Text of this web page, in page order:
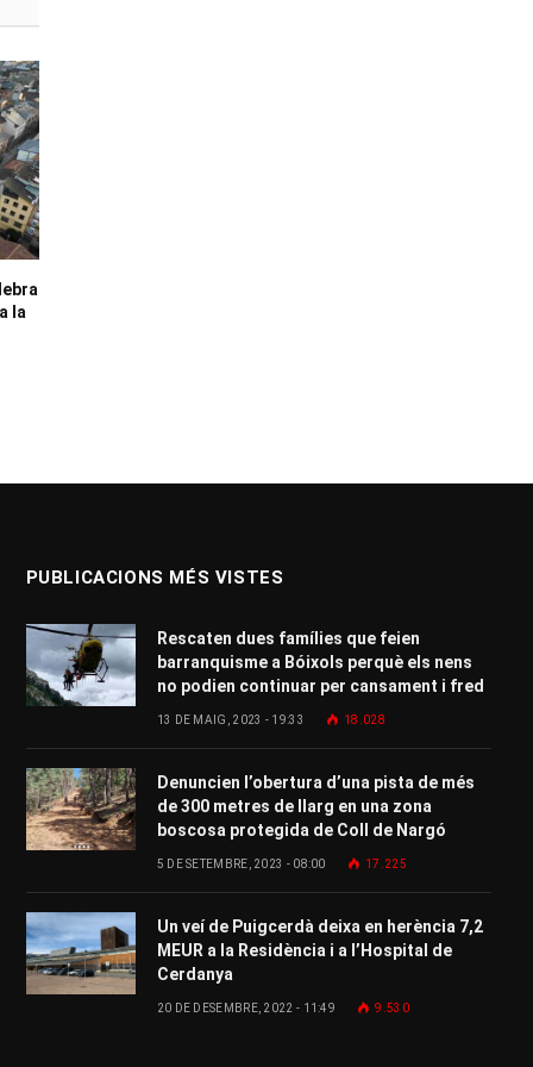
la
PUBLICACIONS MÉS VISTES
Rescaten dues famílies que feien
barranquisme a Bóixols perquè els nens
no podien continuar per cansament i fred
13 DE MAIG, 2023 - 19:33 18.028
Denuncien l’obertura d’una pista de més
de 300 metres de llarg en una zona
boscosa protegida de Coll de Nargó
5 DE SETEMBRE, 2023 - 08:00 17.225
Un veí de Puigcerdà deixa en herència 7,2
MEUR a la Residència i a l’Hospital de
Cerdanya
20 DE DESEMBRE, 2022 - 11:49 9.530